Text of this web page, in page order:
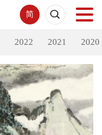
简
2022 2021 2020